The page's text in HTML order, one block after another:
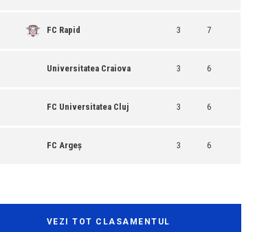
FC Rapid 3 7
Universitatea Craiova 3 6
FC Universitatea Cluj 3 6
FC Argeș 3 6
VEZI TOT CLASAMENTUL